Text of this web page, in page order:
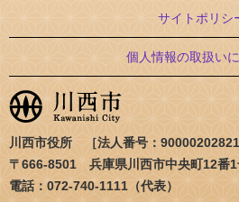
サイトポリシ
個人情報の取扱い
川西市役所 ［法人番号：
〒666-8501 兵庫県川西市中央町12
電話：072-740-1111（代表）